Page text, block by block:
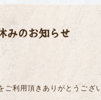
みのお知らせ
ご利用頂きありがとうござ